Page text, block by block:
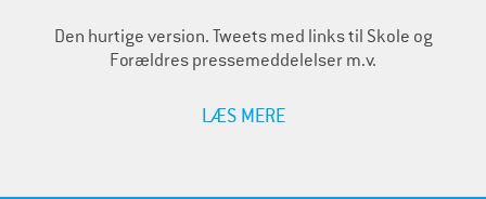
Den hurtige version. Tweets med links til Skole og
Forældres pressemeddelelser m.v.
LÆS MERE